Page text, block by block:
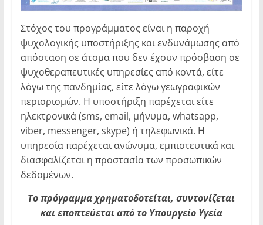
Στόχος του προγράμματος είναι η παροχή
ψυχολογικής υποστήριξης και ενδυνάμωσης από
απόσταση σε άτομα που δεν έχουν πρόσβαση σε
ψυχοθεραπευτικές υπηρεσίες από κοντά, είτε
λόγω της πανδημίας, είτε λόγω γεωγραφικών
περιορισμών. Η υποστήριξη παρέχεται είτε
ηλεκτρονικά (sms, email, μήνυμα, whatsapp,
viber, messenger, skype) ή τηλεφωνικά. Η
υπηρεσία παρέχεται ανώνυμα, εμπιστευτικά και
διασφαλίζεται η προστασία των προσωπικών
δεδομένων.
Το πρόγραμμα χρηματοδοτείται, συντονίζεται
και εποπτεύεται από το Υπουργείο Υγεία